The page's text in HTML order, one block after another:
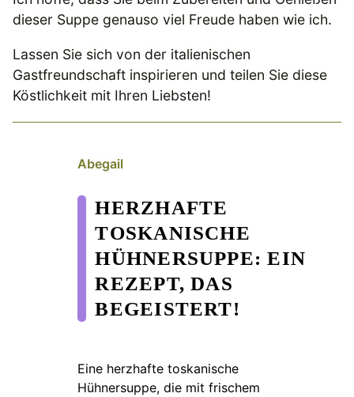
dieser Suppe genauso viel Freude haben wie ich.
Lassen Sie sich von der italienischen
Gastfreundschaft inspirieren und teilen Sie diese
Köstlichkeit mit Ihren Liebsten!
Abegail
HERZHAFTE
TOSKANISCHE
HÜHNERSUPPE: EIN
REZEPT, DAS
BEGEISTERT!
Eine herzhafte toskanische
Hühnersuppe, die mit frischem